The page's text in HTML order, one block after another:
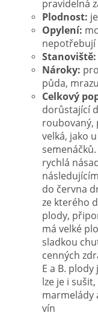
pravidelná
Plodnost:
Opylení:
nepotřebují
Stanoviště:
Nároky:
půda,
Celkový
dorůstající
roubovaný,
velká, jako
rychlá
do června
ze kterého
plody,
má velké
sladkou
cenných
E a B.
lze je i
marmelády
vín